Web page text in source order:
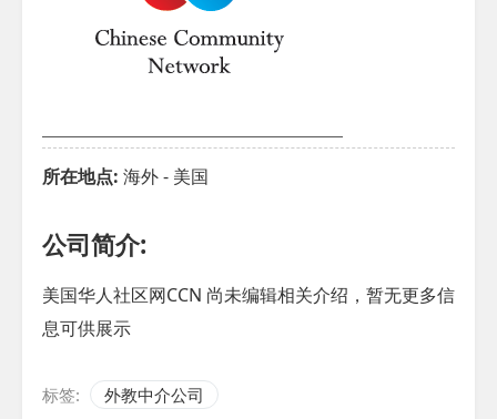
所在地点: 海外 - 美国
公司简介:
美国华人社区网CCN 尚未编辑相关介绍，暂无更多信
息可供展示
标签: 外教中介公司